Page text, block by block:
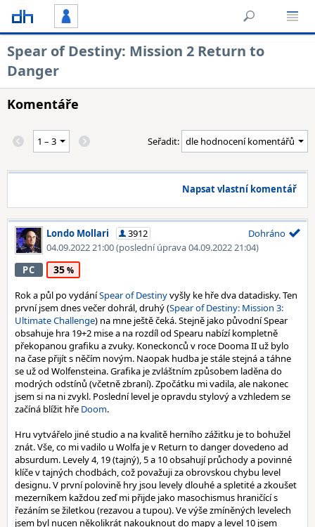
Spear of Destiny: Mission 2 Return to
Danger
Komentáře
Seřadit:
Napsat vlastní komentář
Londo Mollari
3912
04.09.2022 21:00(poslední úprava 04.09.2022 21:04)
Dohráno
PC 35
Rok a půl po vydáníSpear of Destinyvyšly ke hře dva datadisky. Ten
první jsem dnes večer dohrál, druhý (Spear of Destiny: Mission 3:
Ultimate Challenge) na mne ještě čeká. Stejně jako původní Spear
obsahuje hra 19+2 mise a na rozdíl od Spearu nabízí kompletně
překopanou grafiku a zvuky. Koneckonců v roce Dooma II už bylo
na čase přijít s něčím novým. Naopak hudba je stále stejná a táhne
se už od Wolfensteina. Grafika je zvláštním způsobem laděna do
modrých odstínů (včetně zbraní). Zpočátku mi vadila, ale nakonec
jsem si na ni zvykl. Poslední level je opravdu stylový a vzhledem se
začíná blížit hře Doom.
Hru vytvářelo jiné studio a na kvalitě herního zážitku je to bohužel
znát. Vše, co mi vadilo u Wolfa je v Return to danger dovedeno ad
absurdum. Levely 4, 19 (tajný), 5 a 10 obsahují průchody a povinné
klíče v tajných chodbách, což považuji za obrovskou chybu level
designu. V první polovině hry jsou levely dlouhé a spletité a zkoušet
mezerníkem každou zeď mi přijde jako masochismus hraničící s
řezáním se žiletkou (rezavou a tupou). Ve výše zmíněných levelech
jsem byl nucen několikrát nakouknout do mapy a level 10 jsem